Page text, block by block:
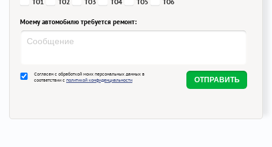
ТО1
ТО2 ТО3 ТО4 ТО5 ТО6
Моему автомобилю требуется ремонт:
Согласен с обработкой моих персональных данных в
соответствии с политикой конфиденциальности